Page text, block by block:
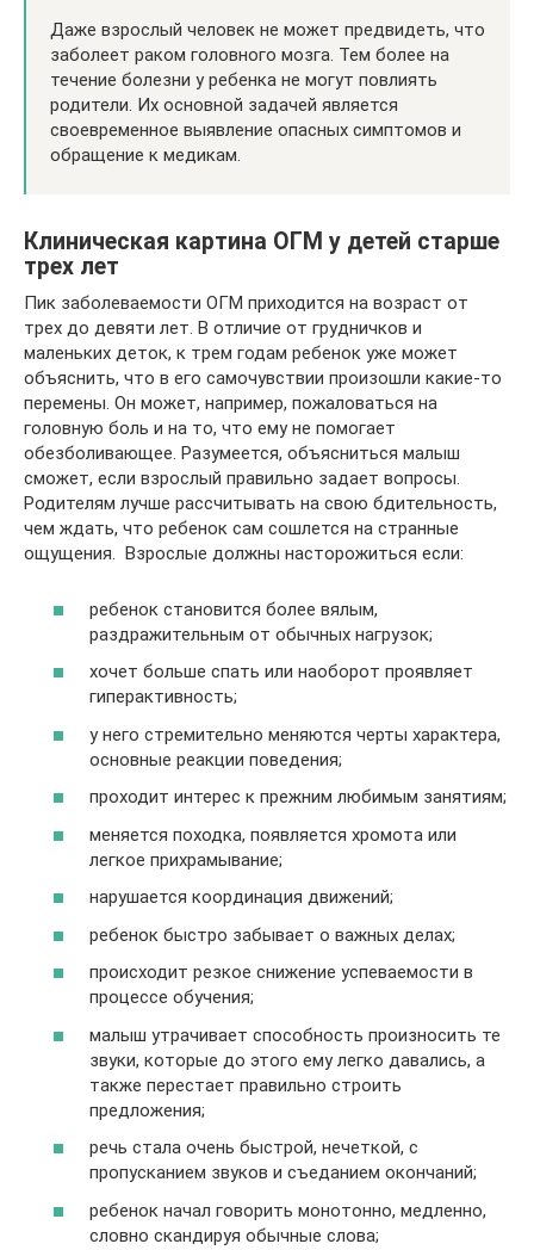
Даже взрослый человек не может предвидеть, что
заболеет раком головного мозга. Тем более на
течение болезни у ребенка не могут повлиять
родители. Их основной задачей является
своевременное выявление опасных симптомов и
обращение к медикам.
Клиническая картина ОГМ у детей старше
трех лет
Пик заболеваемости ОГМ приходится на возраст от
трех до девяти лет. В отличие от грудничков и
маленьких деток, к трем годам ребенок уже может
объяснить, что в его самочувствии произошли какие-то
перемены. Он может, например, пожаловаться на
головную боль и на то, что ему не помогает
обезболивающее. Разумеется, объясниться малыш
сможет, если взрослый правильно задает вопросы.
Родителям лучше рассчитывать на свою бдительность,
чем ждать, что ребенок сам сошлется на странные
ощущения. Взрослые должны насторожиться если:
ребенок становится более вялым,
раздражительным от обычных нагрузок;
хочет больше спать или наоборот проявляет
гиперактивность;
у него стремительно меняются черты характера,
основные реакции поведения;
проходит интерес к прежним любимым занятиям;
меняется походка, появляется хромота или
легкое прихрамывание;
нарушается координация движений;
ребенок быстро забывает о важных делах;
происходит резкое снижение успеваемости в
процессе обучения;
малыш утрачивает способность произносить те
звуки, которые до этого ему легко давались, а
также перестает правильно строить
предложения;
речь стала очень быстрой, нечеткой, с
пропусканием звуков и съеданием окончаний;
ребенок начал говорить монотонно, медленно,
словно скандируя обычные слова;